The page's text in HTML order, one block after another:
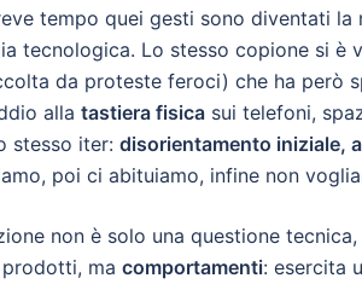
tempo quei gesti sono diventati
tecnologica. Lo stesso copione si è
da proteste feroci) che ha però
alla tastiera fisica sui telefoni,
stesso iter: disorientamento iniziale,
poi ci abituiamo, infine non
non è solo una questione tecnica,
ma comportamenti: esercita